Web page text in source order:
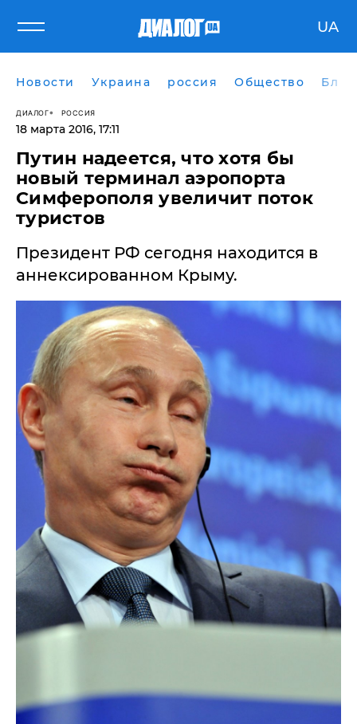
UA
Новости Украина россия Общество
ДИАЛОГ РОССИЯ
18 марта 2016, 17:11
Путин надеется, что хотя бы
новый терминал аэропорта
Симферополя увеличит поток
туристов
​Президент РФ сегодня находится в
аннексированном Крыму.